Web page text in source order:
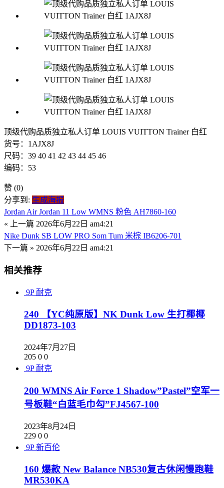
顶级代购品质独立私人订单 LOUIS VUITTON Trainer 白红
货号：1AJX8J
尺码：39 40 41 42 43 44 45 46
编码：53
赞 (0)
分享到: 生成海报
Jordan Air Jordan 11 Low WMNS 粉色 AH7860-160
« 上一篇 2026年6月22日 am4:21
Nike Dunk SB LOW PRO Som Tum 米棕 IB6206-701
下一篇 » 2026年6月22日 am4:21
相关推荐
9P 耐克
240 【YC纯原版】NK Dunk Low 生打椰椰
DD1873-103
2024年7月27日
205 0 0
9P 耐克
200 WMNS Air Force 1 Shadow”Pastel”空军一
号板鞋“白蓝毛巾勾”FJ4567-100
2023年8月24日
229 0 0
9P 新百伦
160 爆款 New Balance NB530复古休闲慢跑鞋
MR530KA